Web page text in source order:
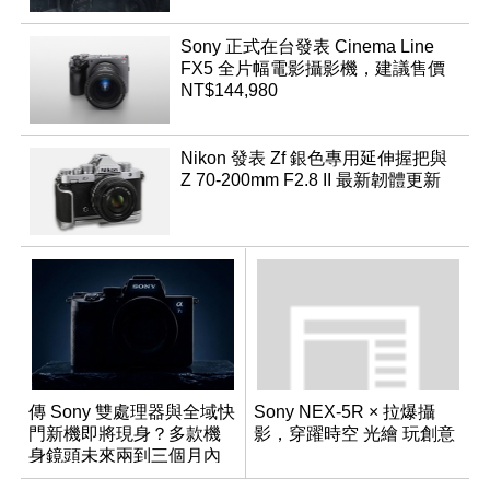
Sony 正式在台發表 Cinema Line
FX5 全片幅電影攝影機，建議售價
NT$144,980
Nikon 發表 Zf 銀色專用延伸握把與
Z 70-200mm F2.8 II 最新韌體更新
傳 Sony 雙處理器與全域快
門新機即將現身？多款機
身鏡頭未來兩到三個月內
有望登場
Sony NEX-5R × 拉爆攝
影，穿躍時空 光繪 玩創意